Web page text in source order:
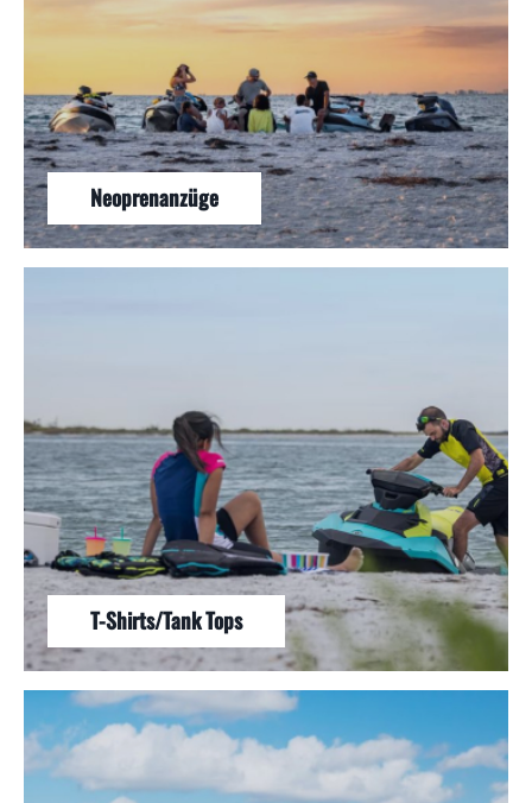
Neoprenanzüge
T-Shirts/Tank Tops